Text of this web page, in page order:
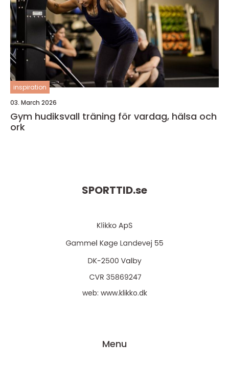
inspiration
03. March 2026
Gym hudiksvall träning för vardag, hälsa och
ork
SPORTTID.se
web: www.klikko.dk
Menu